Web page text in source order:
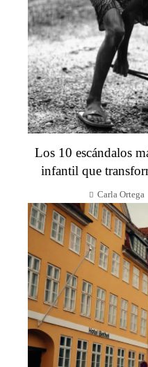
Los 10 escándalos
infantil que
Carla Ortega